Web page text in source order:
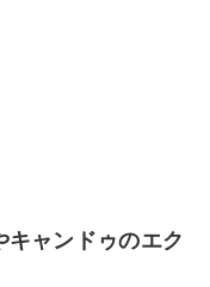
ャンドゥのエク